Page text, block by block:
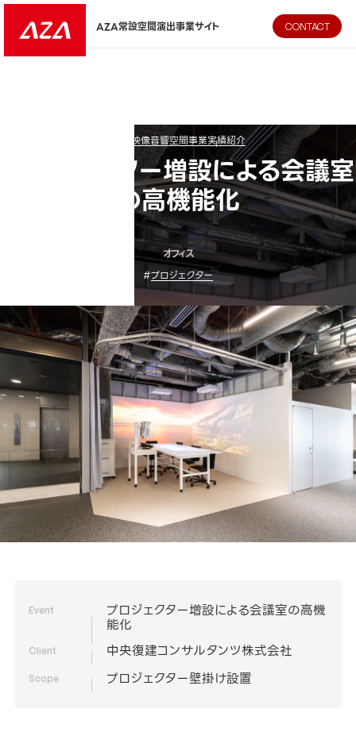
AZA CORPORATION（株式会社エージーエーコーポレーショ
AZA常設空間演出事業サイト CONTACT
AZA映像音響空間事業実績紹介
プロジェクター増設による会議室
の高機能化
オフィス
#プロジェクター
Event プロジェクター増設による会議室の高機
能化
Client 中央復建コンサルタンツ株式会社
Scope プロジェクター壁掛け設置